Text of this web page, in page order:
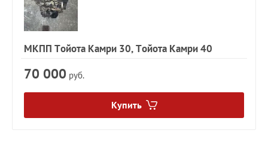
МКПП Тойота Камри 30, Тойота Камри 40
70 000 руб.
Купить